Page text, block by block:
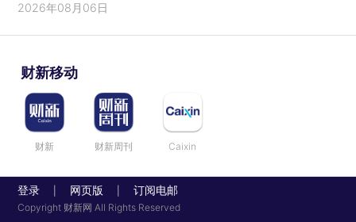
2026年08月06日
财新移动
财新 财新周刊 Caixin
登录 网页版 订阅电邮
Copyright 财新网 All Rights Reserved